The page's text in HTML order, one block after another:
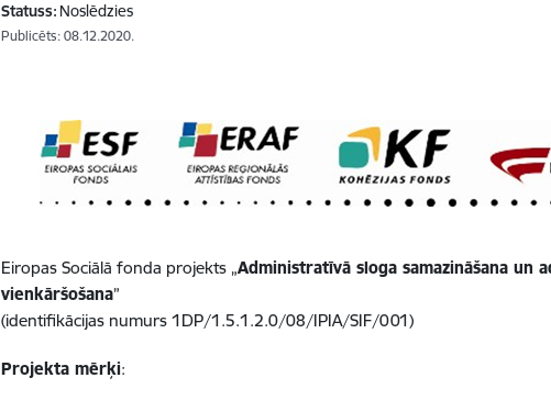
Statuss: Noslēdzies
Publicēts: 08.12.2020.
Eiropas Sociālā fonda projekts „Administratīvā sloga samazināšana un
vienkāršošana”
(identifikācijas numurs 1DP/1.5.1.2.0/08/IPIA/SIF/001)
Projekta mērķi: